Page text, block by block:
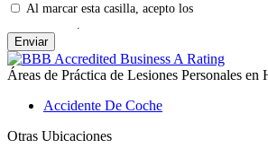
Al marcar esta casilla, acepto los
Áreas de Práctica de Lesiones Personales en
Accidente De Coche
Otras Ubicaciones